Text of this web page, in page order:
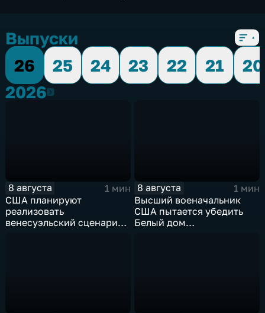
Выпуски
26
25 24 23 22 21
20
20262026
8 августа
1 мин
США планируют
реализовать
венесуэльский сценарий
8 августа
1 мин
Высший военачальник
США пытается убедить
Белый дом